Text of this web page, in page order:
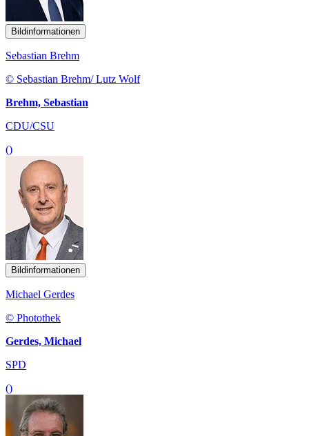
Bildinformationen
Sebastian Brehm
© Sebastian Brehm/ Lutz Wolf
Brehm, Sebastian
CDU/CSU
()
Bildinformationen
Michael Gerdes
© Photothek
Gerdes, Michael
SPD
()